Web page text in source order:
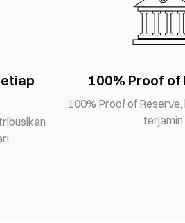
100% Proof of
100% Proof of
terjamin